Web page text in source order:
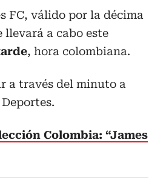
FC, válido por la décima
llevará a cabo este
, hora colombiana.
a través del minuto a
Colombia: “James